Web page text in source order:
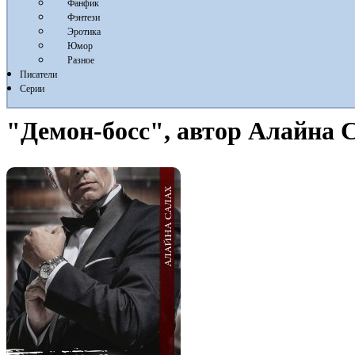
Фанфик
Фэнтези
Эротика
Юмор
Разное
Писатели
Серии
"Демон-босс", автор Алайна